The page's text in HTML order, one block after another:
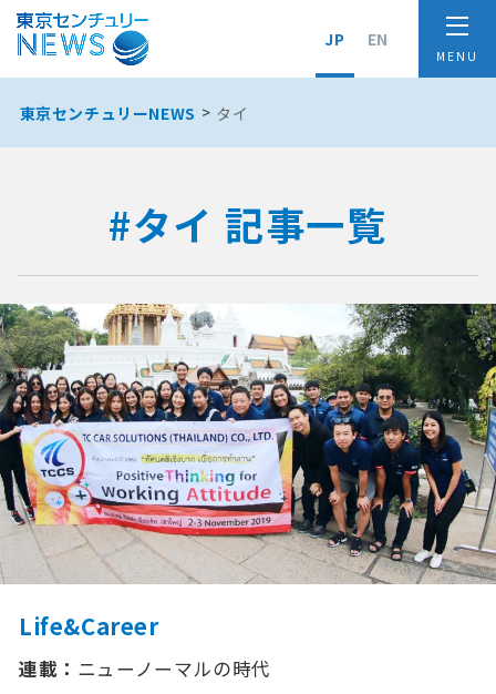
JP EN
東京センチュリーNEWS タイ
#タイ 記事一覧
Life&Career
連載： ニューノーマルの時代